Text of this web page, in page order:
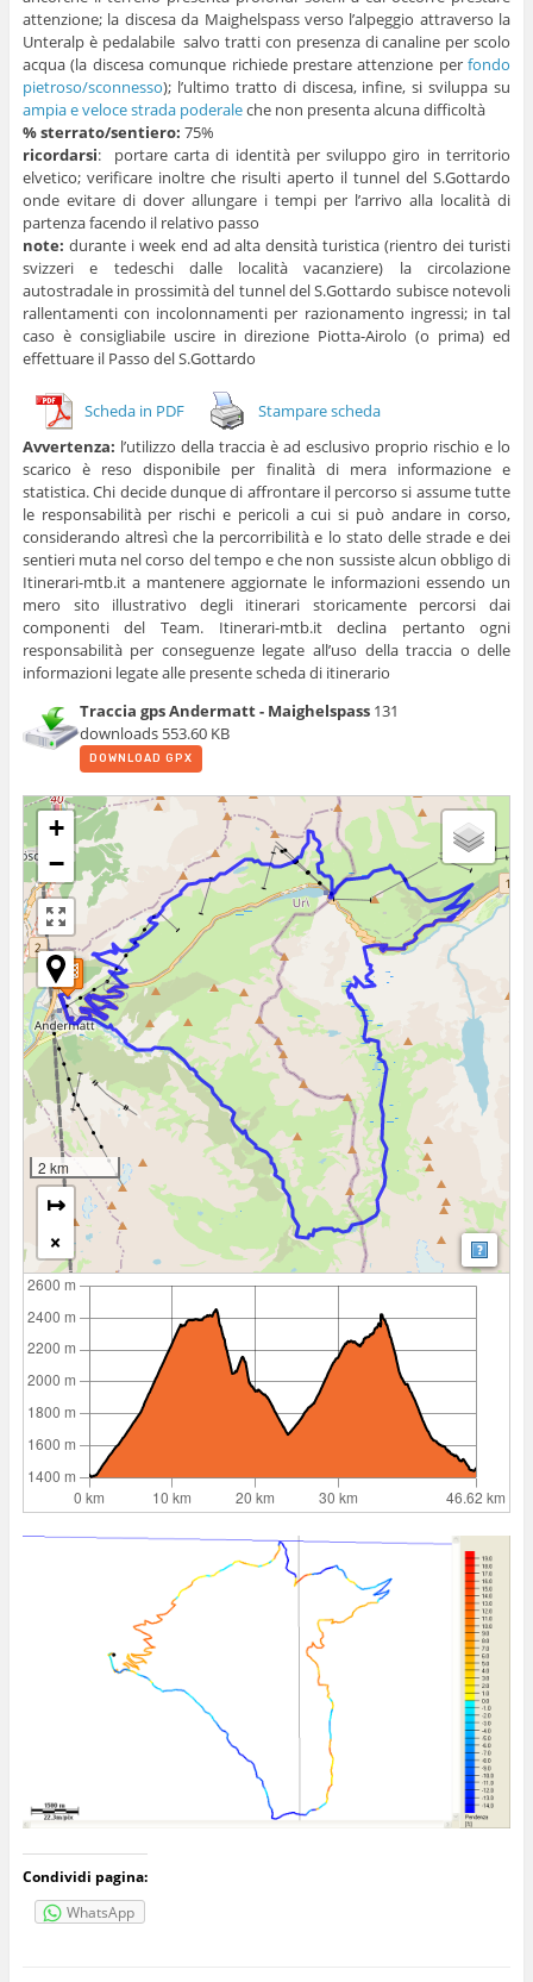
attenzione; la discesa da Maighelspass verso l’alpeggio attraverso la
Unteralp è pedalabile salvo tratti con presenza di canaline per scolo
acqua (la discesa comunque richiede prestare attenzione perfondo
pietroso/sconnesso); l’ultimo tratto di discesa, infine, si sviluppa su
ampia e veloce strada poderaleche non presenta alcuna difficoltà
% sterrato/sentiero: 75%
ricordarsi: portare carta di identità per sviluppo giro in territorio
elvetico; verificare inoltre che risulti aperto il tunnel del S.Gottardo
onde evitare di dover allungare i tempi per l’arrivo alla località di
partenza facendo il relativo passo
note: durante i week end ad alta densità turistica (rientro dei turisti
svizzeri e tedeschi dalle località vacanziere) la circolazione
autostradale in prossimità del tunnel del S.Gottardo subisce notevoli
rallentamenti con incolonnamenti per razionamento ingressi; in tal
caso è consigliabile uscire in direzione Piotta-Airolo (o prima) ed
effettuare il Passo del S.Gottardo
Scheda in PDF
Stampare scheda
Avvertenza: l’utilizzo della traccia è ad esclusivo proprio rischio e lo
scarico è reso disponibile per finalità di mera informazione e
statistica. Chi decide dunque di affrontare il percorso si assume tutte
le responsabilità per rischi e pericoli a cui si può andare in corso,
considerando altresì che la percorribilità e lo stato delle strade e dei
sentieri muta nel corso del tempo e che non sussiste alcun obbligo di
Itinerari-mtb.it a mantenere aggiornate le informazioni essendo un
mero sito illustrativo degli itinerari storicamente percorsi dai
componenti del Team. Itinerari-mtb.it declina pertanto ogni
responsabilità per conseguenze legate all’uso della traccia o delle
informazioni legate alle presente scheda di itinerario
Traccia gps Andermatt - Maighelspass 131
downloads 553.60 KB
DOWNLOAD GPX
+
−
2 km
↦
×
Condividi pagina:
WhatsApp